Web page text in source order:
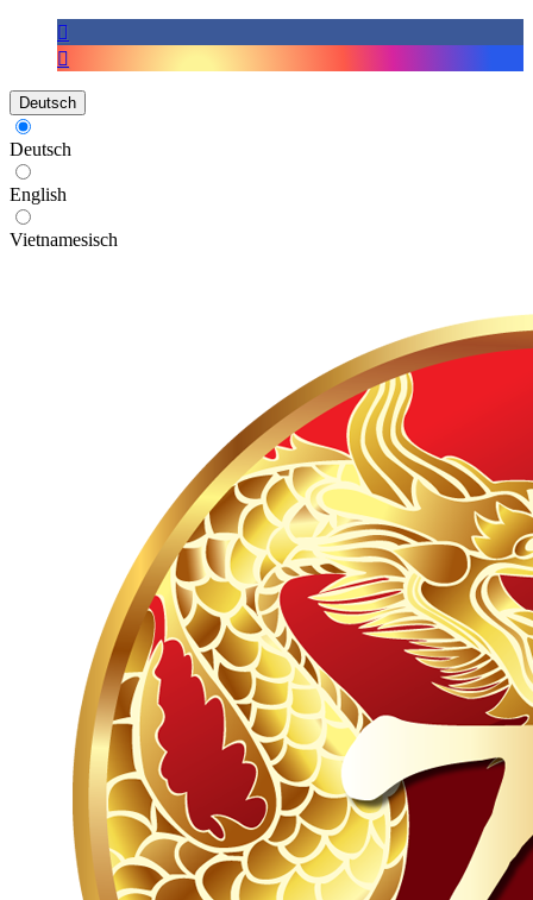
Deutsch
Deutsch
English
Vietnamesisch